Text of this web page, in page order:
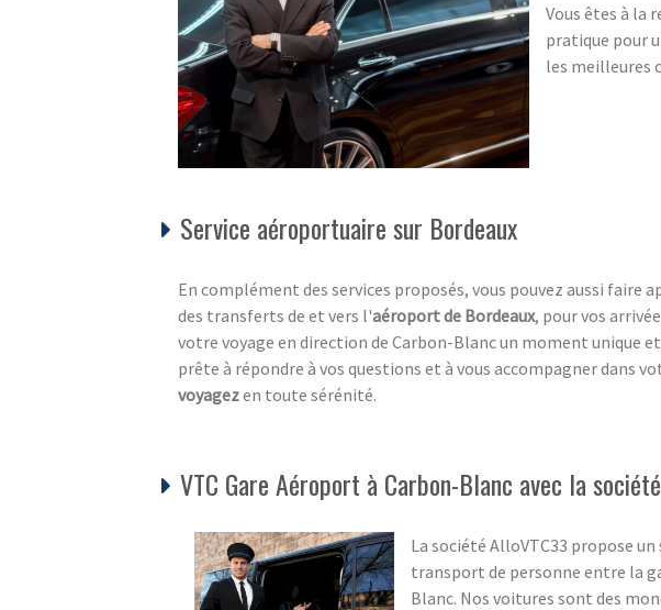
Vous êtes à la
pratique pour
les meilleures
Service aéroportuaire sur Bordeaux
En complément des services proposés, vous pouvez aussi faire
des transferts de et vers l'aéroport de Bordeaux, pour vos
votre voyage en direction de Carbon-Blanc un moment unique
prête à répondre à vos questions et à vous accompagner dans
voyagezen toute sérénité.
VTC Gare Aéroport à Carbon-Blanc avec la
La société AlloVTC33 propose un
transport de personne entre la
Blanc. Nos voitures sont des